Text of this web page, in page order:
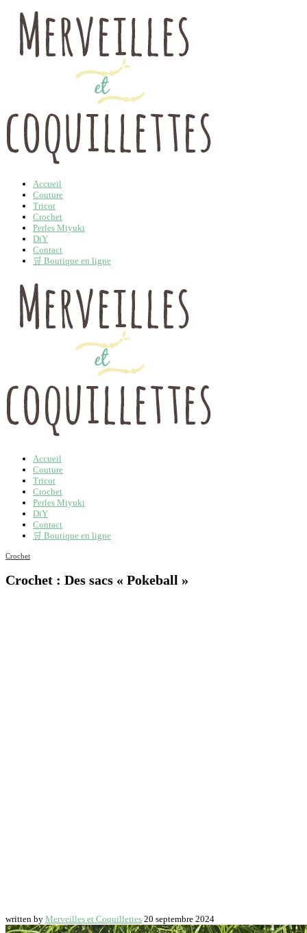
Accueil
Couture
Tricot
Crochet
Perles Miyuki
DiY
Contact
🛒 Boutique en ligne
Accueil
Couture
Tricot
Crochet
Perles Miyuki
DiY
Contact
🛒 Boutique en ligne
Crochet
Crochet : Des sacs « Pokeball »
written by Merveilles et Coquillettes 20 septembre 2024